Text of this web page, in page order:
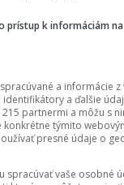
prístup k informáciám
a informácie
a ďalšie
partnermi a môžu s
konkrétne týmito
presné údaje o
spracúvať vaše osobné